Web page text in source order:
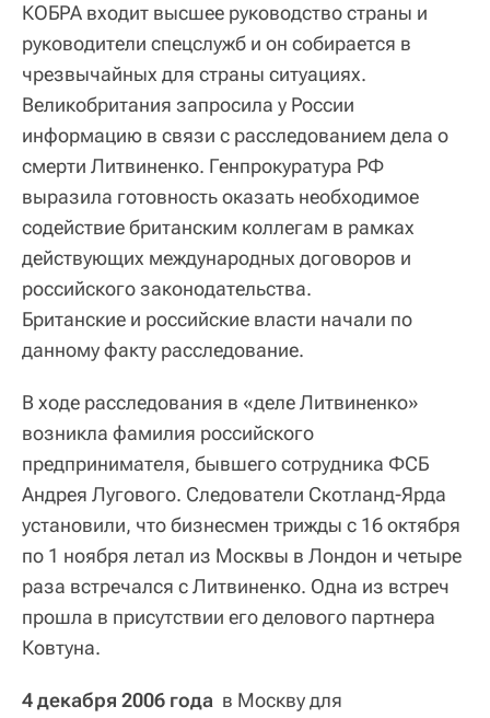
КОБРА входит высшее руководство страны и
руководители спецслужб и он собирается в
чрезвычайных для страны ситуациях.
Великобритания запросила у России
информацию в связи с расследованием дела о
смерти Литвиненко. Генпрокуратура РФ
выразила готовность оказать необходимое
содействие британским коллегам в рамках
действующих международных договоров и
российского законодательства.
Британские и российские власти начали по
данному факту расследование.
В ходе расследования в «деле Литвиненко»
возникла фамилия российского
предпринимателя, бывшего сотрудника ФСБ
Андрея Лугового. Следователи Скотланд-Ярда
установили, что бизнесмен трижды с 16 октября
по 1 ноября летал из Москвы в Лондон и четыре
раза встречался с Литвиненко. Одна из встреч
прошла в присутствии его делового партнера
Ковтуна.
4 декабря 2006 года в Москву для